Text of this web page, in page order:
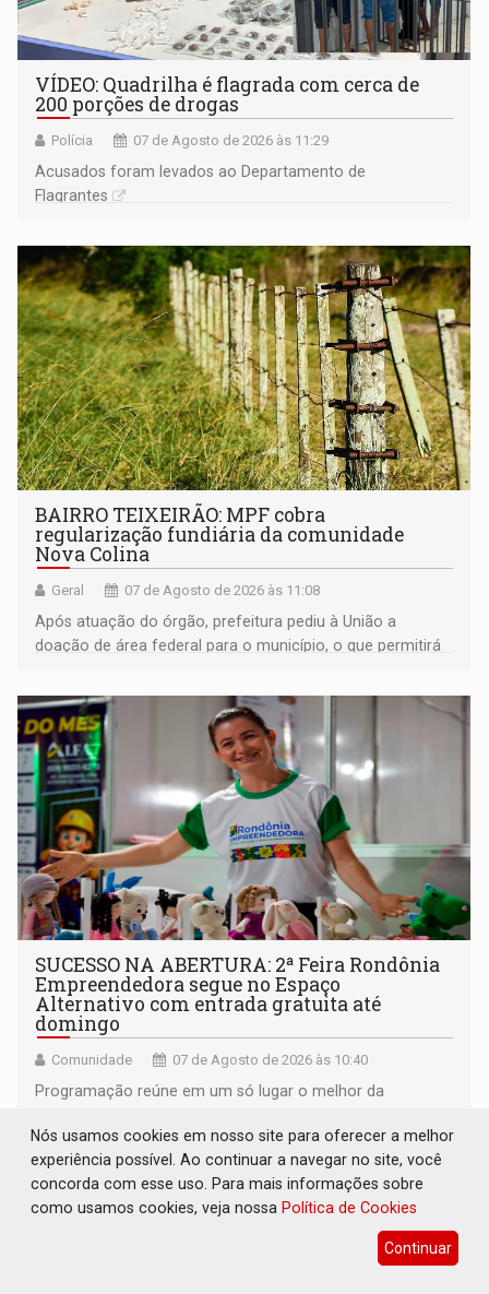
VÍDEO: Quadrilha é flagrada com cerca de
200 porções de drogas
Polícia 07 de Agosto de 2026 às 11:29
Acusados foram levados ao Departamento de
Flagrantes
BAIRRO TEIXEIRÃO: MPF cobra
regularização fundiária da comunidade
Nova Colina
Geral 07 de Agosto de 2026 às 11:08
Após atuação do órgão, prefeitura pediu à União a
doação de área federal para o município, o que permitirá
SUCESSO NA ABERTURA: 2ª Feira Rondônia
Empreendedora segue no Espaço
Alternativo com entrada gratuita até
domingo
Comunidade 07 de Agosto de 2026 às 10:40
Programação reúne em um só lugar o melhor da
Nós usamos cookies em nosso site para oferecer a melhor
experiência possível. Ao continuar a navegar no site, você
concorda com esse uso. Para mais informações sobre
como usamos cookies, veja nossa Política de Cookies
Continuar